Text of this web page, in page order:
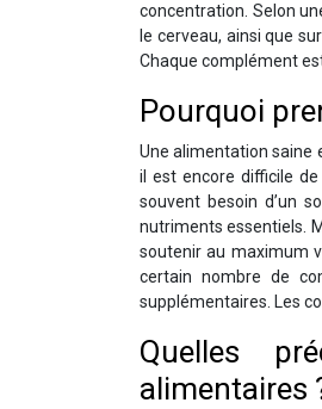
concentration. Selon
le cerveau, ainsi que
Chaque complément
Pourquoi
Une alimentation saine
il est encore difficile
souvent besoin d’un
nutriments essentiels.
soutenir au maximum
certain nombre de
supplémentaires. Les
Quelles
alimentaires